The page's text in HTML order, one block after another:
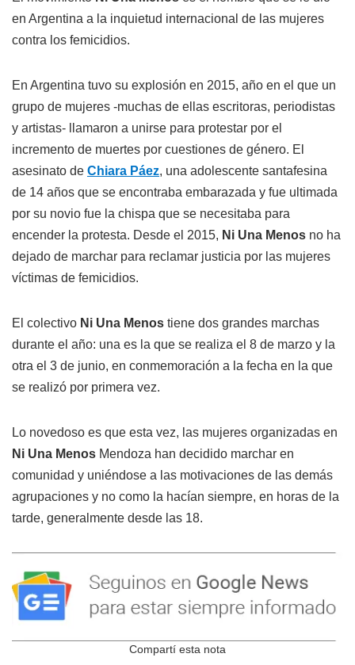
en Argentina a la inquietud internacional de las mujeres
contra los femicidios.
En Argentina tuvo su explosión en 2015, año en el que un
grupo de mujeres -muchas de ellas escritoras, periodistas
y artistas- llamaron a unirse para protestar por el
incremento de muertes por cuestiones de género. El
asesinato de Chiara Páez, una adolescente santafesina
de 14 años que se encontraba embarazada y fue ultimada
por su novio fue la chispa que se necesitaba para
encender la protesta. Desde el 2015, Ni Una Menos no ha
dejado de marchar para reclamar justicia por las mujeres
víctimas de femicidios.
El colectivo Ni Una Menos tiene dos grandes marchas
durante el año: una es la que se realiza el 8 de marzo y la
otra el 3 de junio, en conmemoración a la fecha en la que
se realizó por primera vez.
Lo novedoso es que esta vez, las mujeres organizadas en
Ni Una Menos Mendoza han decidido marchar en
comunidad y uniéndose a las motivaciones de las demás
agrupaciones y no como la hacían siempre, en horas de la
tarde, generalmente desde las 18.